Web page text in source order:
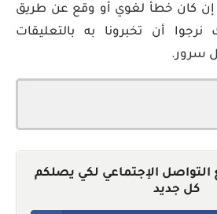
إن كان خطأ لغوي أو وقع عن طريق
أن تخبرونا به بالتعليقات
سرور.
التواصل الإجتماعي لكي يصلكم
كل جديد